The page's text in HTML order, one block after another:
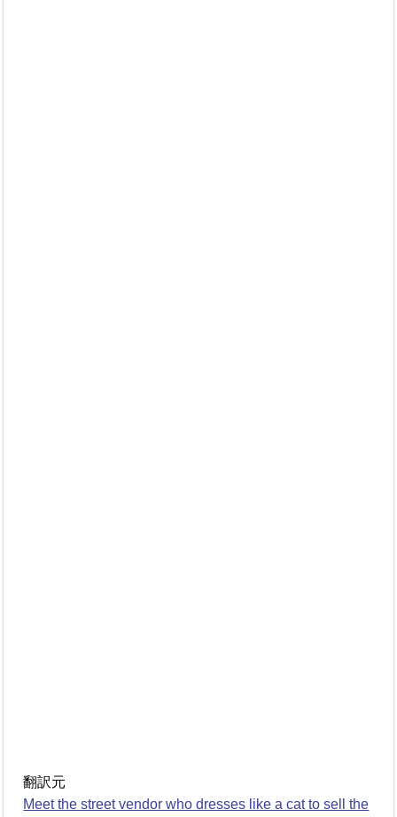
翻訳元
Meet the street vendor who dresses like a cat to sell the